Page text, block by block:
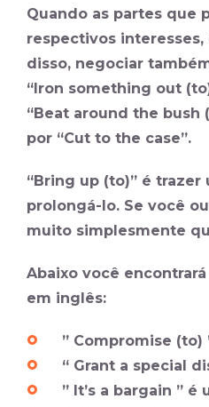
Quando as partes que
respectivos
disso, negociar
“Iron something out
“Beat around the bush
por “Cut to the case”.
“Bring up (to)” é trazer
prolongá-lo. Se você
muito simplesmente
Abaixo você
em inglês:
” Compromise
“ Grant a special
” It’s a bargain ”